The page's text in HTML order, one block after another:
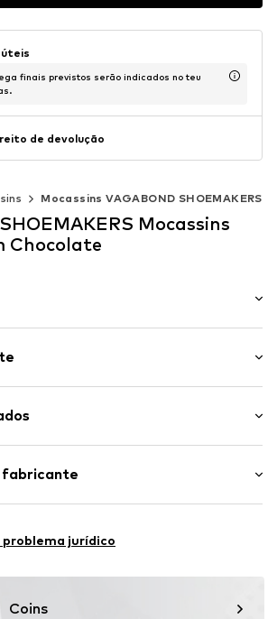
úteis
finais previstos serão indicados no teu
de devolução
Mocassins VAGABOND SHOEMAKERS
Mocassins
Chocolate
Couro
têxteis de origem animal: sim
fabricante
jurídico
Coins